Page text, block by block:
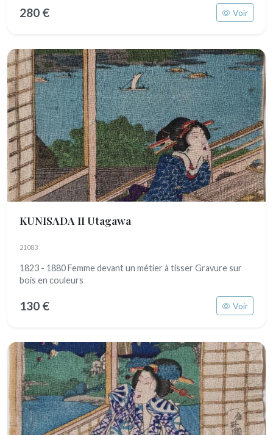
280 € Voir
KUNISADA II Utagawa
21083
1823 - 1880 Femme devant un métier à tisser Gravure sur
bois en couleurs
130 € Voir